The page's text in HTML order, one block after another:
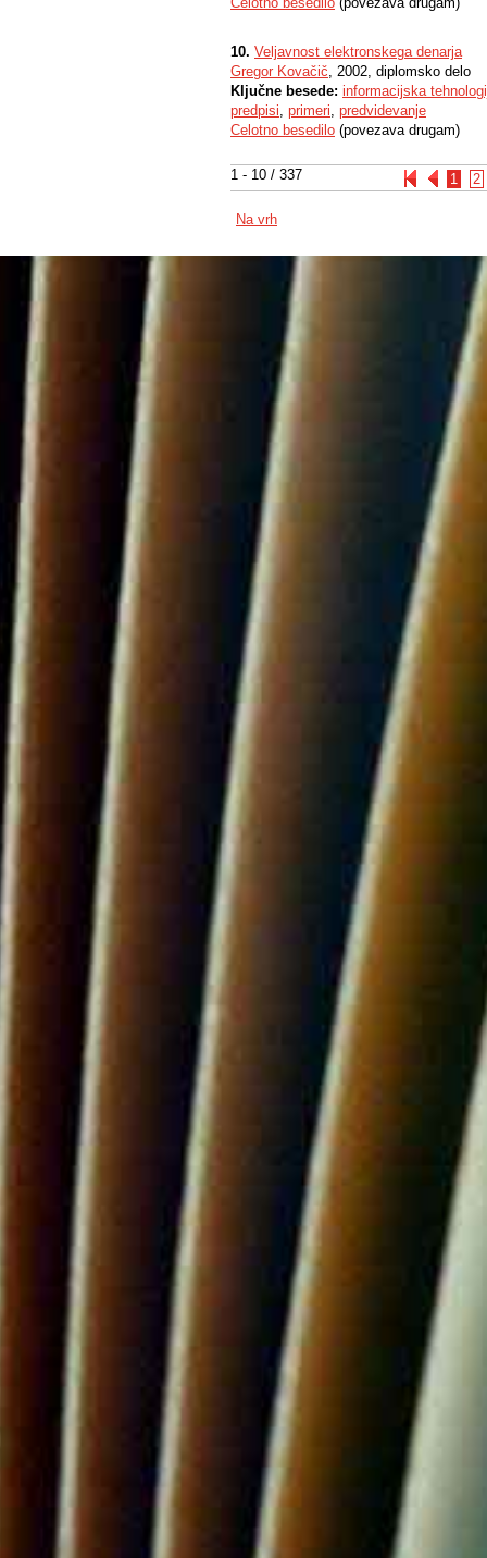
1 - 10 / 337 1 2
10. Veljavnost elektronskega denarja
Gregor Kovačič, 2002, diplomsko delo
Ključne besede: informacijska
predpisi, primeri, predvidevanje
Celotno besedilo (povezava drugam)
Na vrh